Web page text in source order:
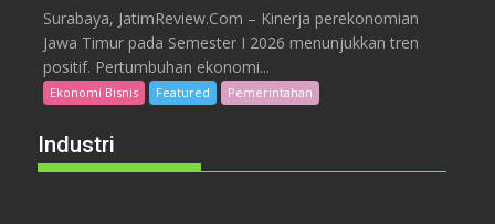
Surabaya, JatimReview.Com – Kinerja perekonomian
Jawa Timur pada Semester I 2026 menunjukkan tren
positif. Pertumbuhan ekonomi...
Ekonomi Bisnis Featured Pemerintahan
Industri